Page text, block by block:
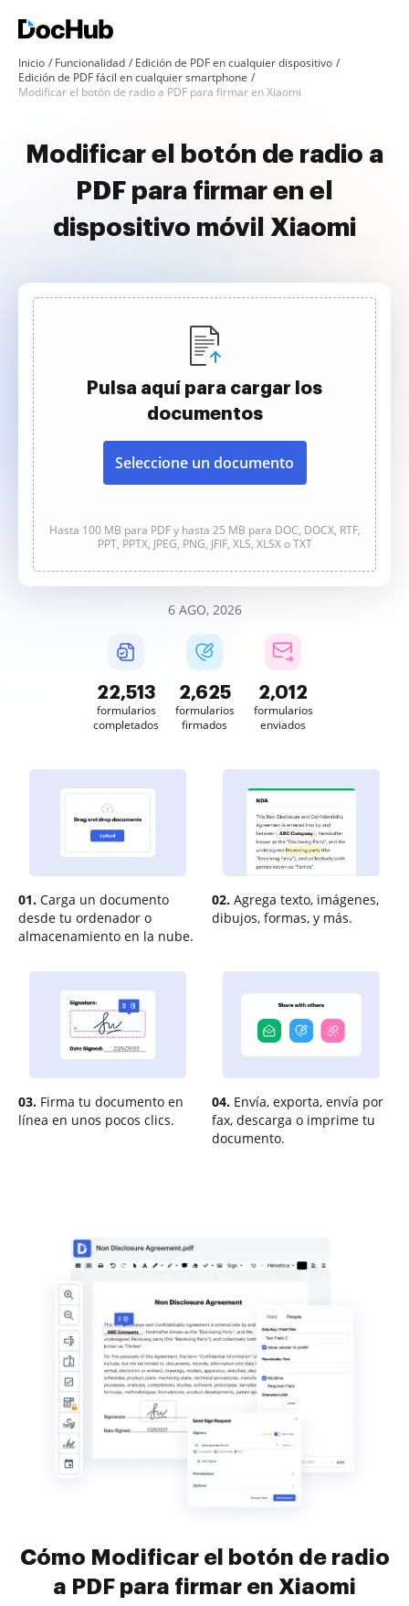
Inicio Funcionalidad
Edición de PDF en cualquier dispositivo
Edición de PDF fácil en cualquier smartphone
Modificar el botón de radio a PDF para firmar en Xiaomi
Modificar el botón de radio a
PDF para firmar en el
dispositivo móvil Xiaomi
Pulsa aquí para cargar los
documentos
Seleccione un documento
Hasta 100 MB para PDF y hasta 25 MB para DOC, DOCX, RTF,
PPT, PPTX, JPEG, PNG, JFIF, XLS, XLSX o TXT
6 AGO, 2026
22,514
formularios
completados
2,625
formularios
firmados
2,012
formularios
enviados
01. Carga un documento
desde tu ordenador o
almacenamiento en la nube.
02. Agrega texto, imágenes,
dibujos, formas, y más.
03. Firma tu documento en
línea en unos pocos clics.
04. Envía, exporta, envía por
fax, descarga o imprime tu
documento.
Cómo Modificar el botón de radio
a PDF para firmar en Xiaomi